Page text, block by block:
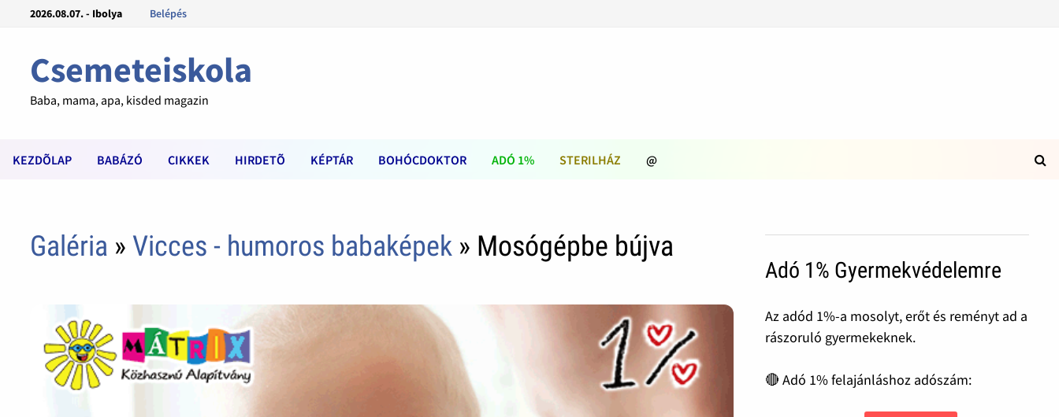
2026.08.07. - Ibolya Belépés
Csemeteiskola
Baba, mama, apa, kisded magazin
KEZDÕLAP BABÁZÓ CIKKEK HIRDETÕ KÉPTÁR BOHÓCDOKTOR ADÓ 1% STERILHÁZ @
Galéria » Vicces - humoros babaképek » Mosógépbe bújva
Adó 1% Gyermekvédelemre
Az adód 1%-a mosolyt, erőt és reményt ad a
rászoruló gyermekeknek.
🔴 Adó 1% felajánláshoz adószám: